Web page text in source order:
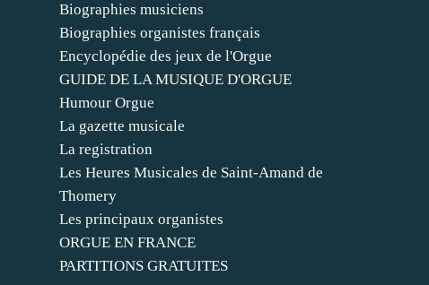
Biographies musiciens
Biographies organistes français
Encyclopédie des jeux de l'Orgue
GUIDE DE LA MUSIQUE D'ORGUE
Humour Orgue
La gazette musicale
La registration
Les Heures Musicales de Saint-Amand de
Thomery
Les principaux organistes
ORGUE EN FRANCE
PARTITIONS GRATUITES